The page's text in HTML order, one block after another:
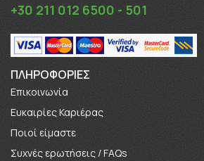
+30 211 012 6500 - 501
ΠΛΗΡΟΦΟΡΊΕΣ
Επικοινωνία
Ευκαιρίες Καριέρας
Πoιοί είμαστε
Συχνές ερωτήσεις / FAQs